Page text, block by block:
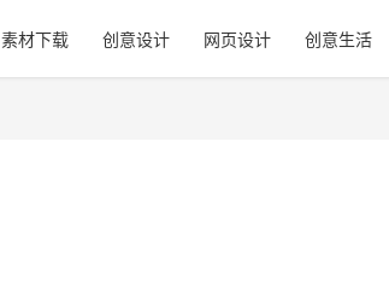
素材下载 创意设计 网页设计 创意生活